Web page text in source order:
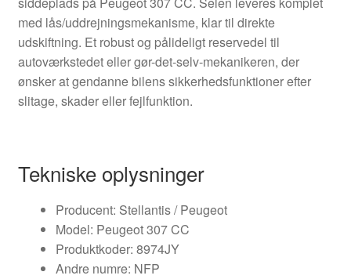
med lås/uddrejningsmekanisme, klar til direkte
udskiftning. Et robust og pålideligt reservedel til
autoværkstedet eller gør-det-selv-mekanikeren, der
ønsker at gendanne bilens sikkerhedsfunktioner efter
slitage, skader eller fejlfunktion.
Tekniske oplysninger
Producent: Stellantis / Peugeot
Model: Peugeot 307 CC
Produktkoder: 8974JY
Andre numre: NFP